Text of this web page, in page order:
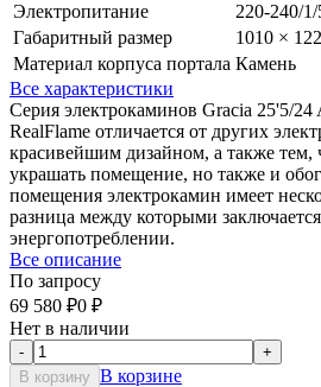
Электропитание
220-240/1/
Габаритный размер
1010 ×
Материал корпуса портала Камень
Все характеристики
Серия электрокаминов Gracia 25'5/
RealFlame отличается от других
красивейшим дизайном, а также тем,
украшать помещение, но также и
помещения электрокамин имеет
разница между которыми
энергопотреблении.
Все описание
По запросу
69 580 ₽0 ₽
Нет в наличии
-
+
В корзину В корзине